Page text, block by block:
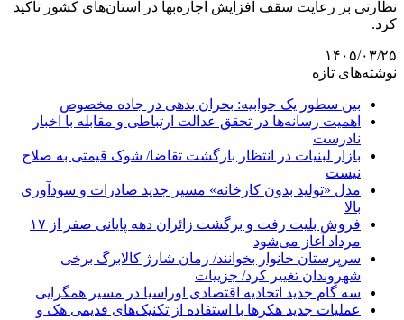
نظارتی بر رعایت سقف افزایش اجاره‌بها در استان‌های کشور تأکید
کرد.
۱۴۰۵/۰۳/۲۵
نوشته‌های تازه
بین سطور یک جوابیه: بحران بدهی در جاده مخصوص
اهمیت رسانه‌ها در تحقق عدالت ارتباطی و مقابله با اخبار
نادرست
بازار لبنیات در انتظار بازگشت تقاضا/ شوک قیمتی به صلاح
نیست
مدل «تولید بدون کارخانه» مسیر جدید صادرات و سودآوری
بالا
فروش بلیت رفت و برگشت زائران دهه پایانی صفر از ۱۷
مرداد آغاز می‌شود
سرپرستان خانوار بخوانند/ زمان شارژ کالابرگ برخی
شهروندان تغییر کرد/ جزییات
سه گام جدید اتحادیه اقتصادی اوراسیا در مسیر همگرایی
عملیات جدید هکرها با استفاده از تکنیک‌های قدیمی هک و